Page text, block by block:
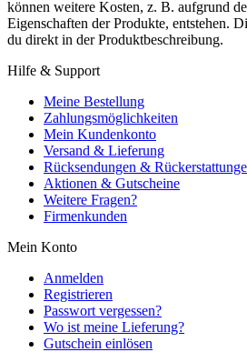
können weitere Kosten, z. B. aufgrund
Eigenschaften der Produkte, entstehen.
du direkt in der Produktbeschreibung.
Hilfe & Support
Meine Bestellung
Zahlungsmöglichkeiten
Mein Kundenkonto
Versand & Lieferung
Rücksendungen &
Aktionen & Gutscheine
Weitere Fragen?
Firmenkunden
Mein Konto
Anmelden
Registrieren
Passwort vergessen?
Wo ist meine Lieferung?
Gutschein einlösen